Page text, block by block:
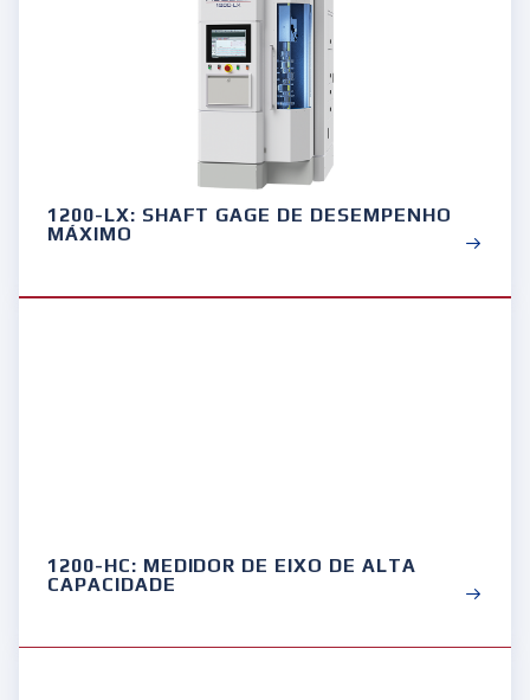
1200-LX: SHAFT GAGE DE DESEMPENHO
MÁXIMO
1200-HC: MEDIDOR DE EIXO DE ALTA
CAPACIDADE